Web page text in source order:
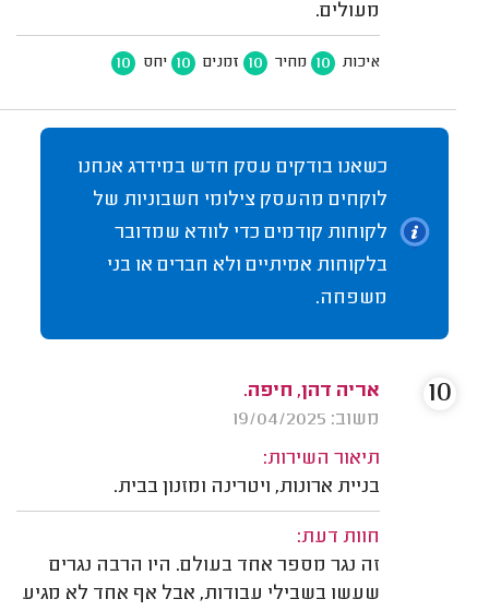
מעולים.
איכות 10 מחיר 10 זמנים 10 יחס 10
כשאנו בודקים עסק חדש במידרג אנחנו
לוקחים מהעסק צילומי חשבוניות של
לקוחות קודמים כדי לוודא שמדובר
בלקוחות אמיתיים ולא חברים או בני
משפחה.
אריה דהן, חיפה.
משוב: 19/04/2025
תיאור השירות:
בניית ארונות, ויטרינה ומזנון בבית.
חוות דעת:
זה נגר מספר אחד בעולם. היו הרבה נגרים
שעשו בשבילי עבודות, אבל אף אחד לא מגיע
10